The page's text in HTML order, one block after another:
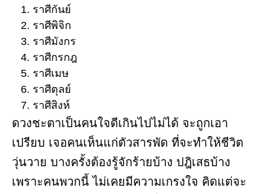
ราศีกันย์
ราศีพิจิก
ราศีมังกร
ราศีกรกฎ
ราศีเมษ
ราศีตุลย์
ราศีสิงห์
ดวงชะตาเป็นคนใจดีเกินไปไม่ได้ จะถูกเอา
เปรียบ เจอคนเห็นแก่ตัวสารพัด ที่จะทำให้ชีวิต
วุ่นวาย บางครั้งต้องรู้จักร้ายบ้าง ปฎิเสธบ้าง
เพราะคนพวกนี้ ไม่เคยมีความเกรงใจ คิดแต่จะ